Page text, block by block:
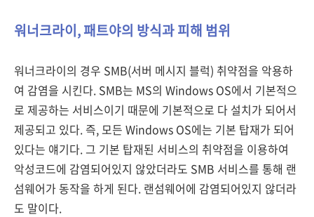
워너크라이, 패트야의 방식과 피해 범위
워너크라이의 경우 SMB(서버 메시지 블럭) 취약점을 악용하
여 감염을 시킨다. SMB는 MS의 Windows OS에서 기본적으
로 제공하는 서비스이기 때문에 기본적으로 다 설치가 되어서
제공되고 있다. 즉, 모든 Windows OS에는 기본 탑재가 되어
있다는 얘기다. 그 기본 탑재된 서비스의 취약점을 이용하여
악성코드에 감염되어있지 않았더라도 SMB 서비스를 통해 랜
섬웨어가 동작을 하게 된다. 랜섬웨어에 감염되어있지 않더라
도 말이다.